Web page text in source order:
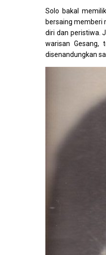
Solo bakal
bersaing memberi
diri dan peristiwa.
warisan Gesang,
disenandungkan